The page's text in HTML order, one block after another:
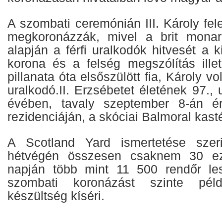
A szombati ceremónián III. Károly
megkoronázzák, mivel a brit
alapján a férfi uralkodók hitvesét a
korona és a felség megszólítás
pillanata óta elsőszülött fia, Károly
uralkodó.II. Erzsébetet életének 97.,
évében, tavaly szeptember 8-án
rezidenciáján, a skóciai Balmoral
A Scotland Yard ismertetése
hétvégén összesen csaknem 30
napján több mint 11 500 rendőr
szombati koronázást szinte
készültség kíséri.